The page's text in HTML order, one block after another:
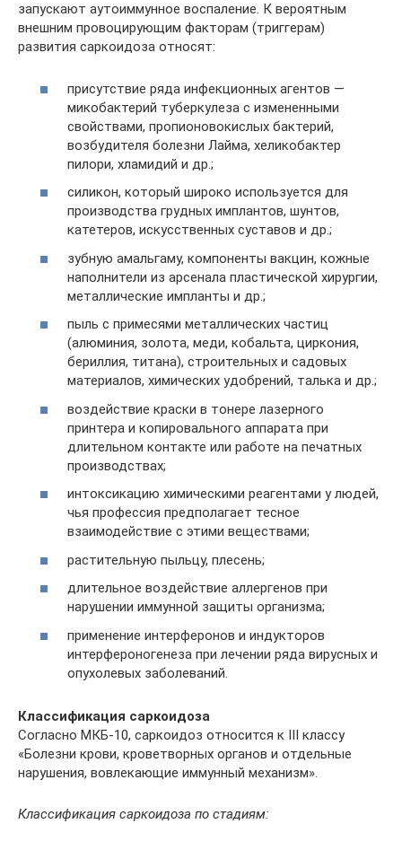
запускают аутоиммунное воспаление. К вероятным
внешним провоцирующим факторам (триггерам)
развития саркоидоза относят:
присутствие ряда инфекционных агентов —
микобактерий туберкулеза с измененными
свойствами, пропионовокислых бактерий,
возбудителя болезни Лайма, хеликобактер
пилори, хламидий и др.;
силикон, который широко используется для
производства грудных имплантов, шунтов,
катетеров, искусственных суставов и др.;
зубную амальгаму, компоненты вакцин, кожные
наполнители из арсенала пластической хирургии,
металлические импланты и др.;
пыль с примесями металлических частиц
(алюминия, золота, меди, кобальта, циркония,
бериллия, титана), строительных и садовых
материалов, химических удобрений, талька и др.;
воздействие краски в тонере лазерного
принтера и копировального аппарата при
длительном контакте или работе на печатных
производствах;
интоксикацию химическими реагентами у людей,
чья профессия предполагает тесное
взаимодействие с этими веществами;
растительную пыльцу, плесень;
длительное воздействие аллергенов при
нарушении иммунной защиты организма;
применение интерферонов и индукторов
интерфероногенеза при лечении ряда вирусных и
опухолевых заболеваний.
Классификация саркоидоза
Согласно МКБ-10, саркоидоз относится к III классу
«Болезни крови, кроветворных органов и отдельные
нарушения, вовлекающие иммунный механизм».
Классификация саркоидоза по стадиям: